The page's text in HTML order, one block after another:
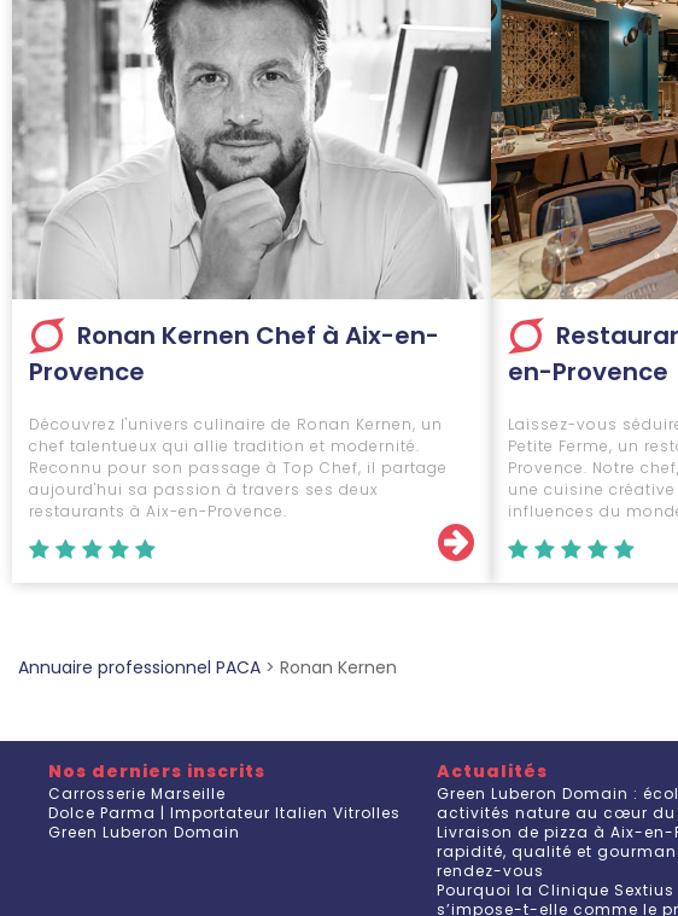
Ronan Kernen Chef à Aix-en-
Provence
Découvrez l'univers culinaire de Ronan Kernen, un
chef talentueux qui allie tradition et modernité.
Reconnu pour son passage à Top Chef, il partage
aujourd'hui sa passion à travers ses deux
restaurants à Aix-en-Provence.
en-Provence
Laissez-vous
Petite Ferme, un
Provence. Notre
une cuisine
influences du
Annuaire professionnel PACA > Ronan Kernen
Nos derniers inscrits
Carrosserie Marseille
Dolce Parma | Importateur Italien Vitrolles
Green Luberon Domain
Actualités
Green Luberon Domain :
activités nature au cœur du
Livraison de pizza à Aix-en-
rapidité, qualité et
rendez-vous
Pourquoi la Clinique Sextius
s’impose-t-elle comme le